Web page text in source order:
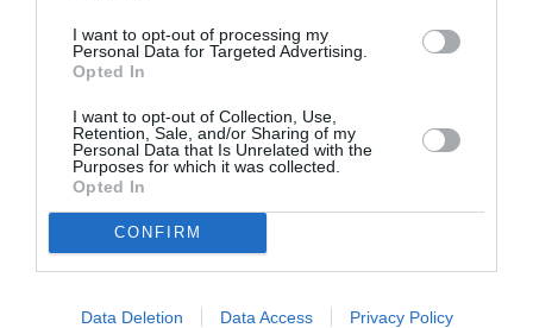
I want to opt-out of processing my
Personal Data for Targeted Advertising.
Opted In
I want to opt-out of Collection, Use,
Retention, Sale, and/or Sharing of my
Personal Data that Is Unrelated with the
Purposes for which it was collected.
Opted In
CONFIRM
Data Deletion Data Access Privacy Policy
Κριός (21 Μαρτίου – 20 Απριλίου)
Έχετε περάσει από 40 κύματα, χωρίς να
δύο χρόνια. Ο δε ανάδρομος Άρης έχει κάνει
πολύ κακό τα νεύρα και την ψυχολογία σας και
είναι πάρα μα πάρα πολύ λογικό. Το 2021
προσφέρει με μεθοδικότητα τις ευκαιρίες που
χρειάζεστε για να ευοδωθούν επιτέλους οι
στόχοι σας και να δικαιωθεί το τρέξιμο και η